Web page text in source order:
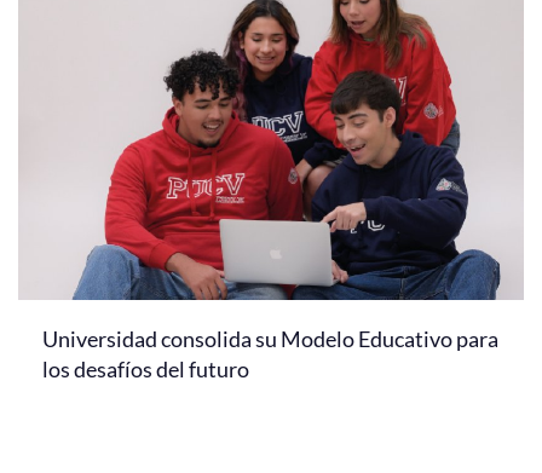
Universidad consolida su Modelo Educativo para
los desafíos del futuro